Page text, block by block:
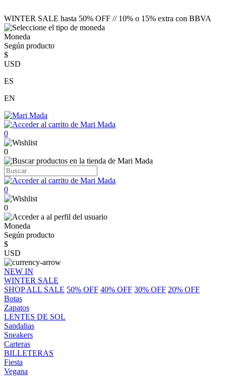
WINTER SALE hasta 50% OFF // 10% o 15% extra con BBVA
Moneda
Según producto
$
USD
ES
EN
0
0
0
0
Moneda
Según producto
$
USD
NEW IN
WINTER SALE
SHOP ALL SALE 50% OFF 40% OFF 30% OFF 20% OFF
Botas
Zapatos
LENTES DE SOL
Sandalias
Sneakers
Carteras
BILLETERAS
Fiesta
Vegana